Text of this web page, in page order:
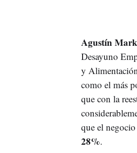
Agustín
Desayuno
y
como el más
que con la
que el
28%.